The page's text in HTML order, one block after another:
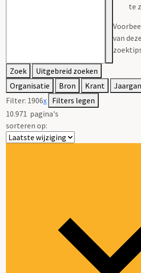
te
van
Zoek
Uitgebreid zoeken
Organisatie
Bron Krant
Filter: 1906x Filters legen
10.971 pagina's
sorteren op: